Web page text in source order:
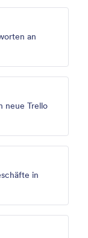
an
neue Trello
in